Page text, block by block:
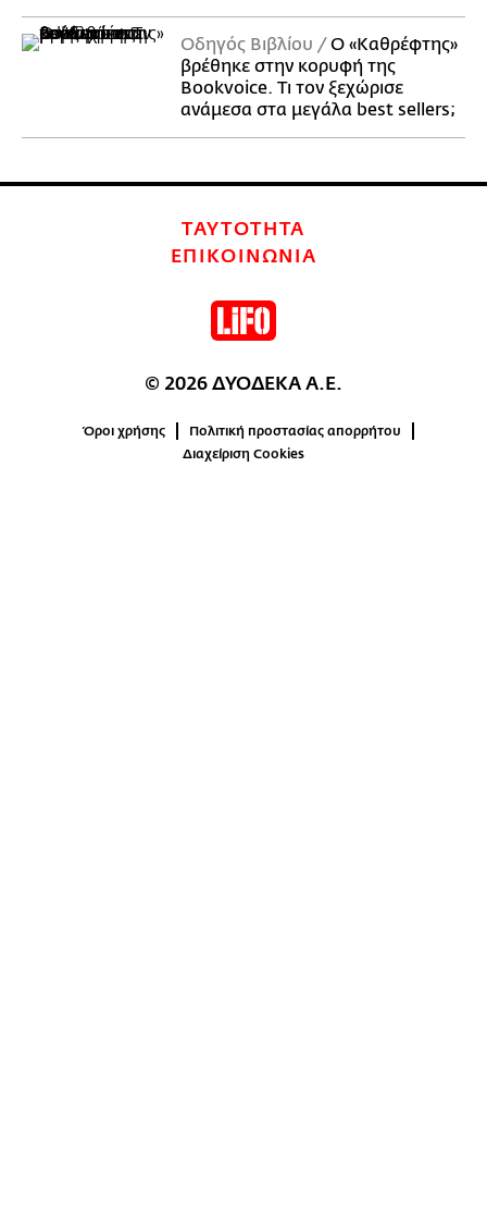
Οδηγός Βιβλίου
Ο «Καθρέφτης»
βρέθηκε στην κορυφή της
Bookvoice. Τι τον ξεχώρισε
ανάμεσα στα μεγάλα best sellers;
ΤΑΥΤΟΤΗΤΑ
ΕΠΙΚΟΙΝΩΝΙΑ
© 2026 ΔΥΟΔΕΚΑ Α.Ε.
Όροι χρήσης
Πολιτική προστασίας απορρήτου
Διαχείριση Cookies